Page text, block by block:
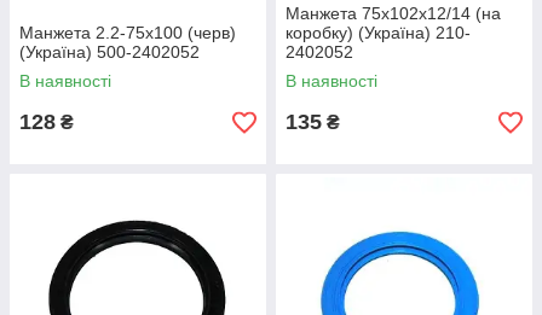
Манжета 2.2-75х100 (черв)
(Україна) 500-2402052
В наявності
128 ₴
Манжета 75х102х12/14 (на
коробку) (Україна) 210-
2402052
В наявності
135 ₴